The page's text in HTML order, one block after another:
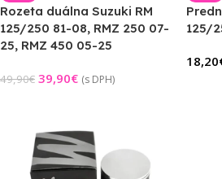
Rozeta duálna Suzuki RM
125/250 81-08, RMZ 250 07-
25, RMZ 450 05-25
49,90€ 39,90€ (s DPH)
125/
18,20